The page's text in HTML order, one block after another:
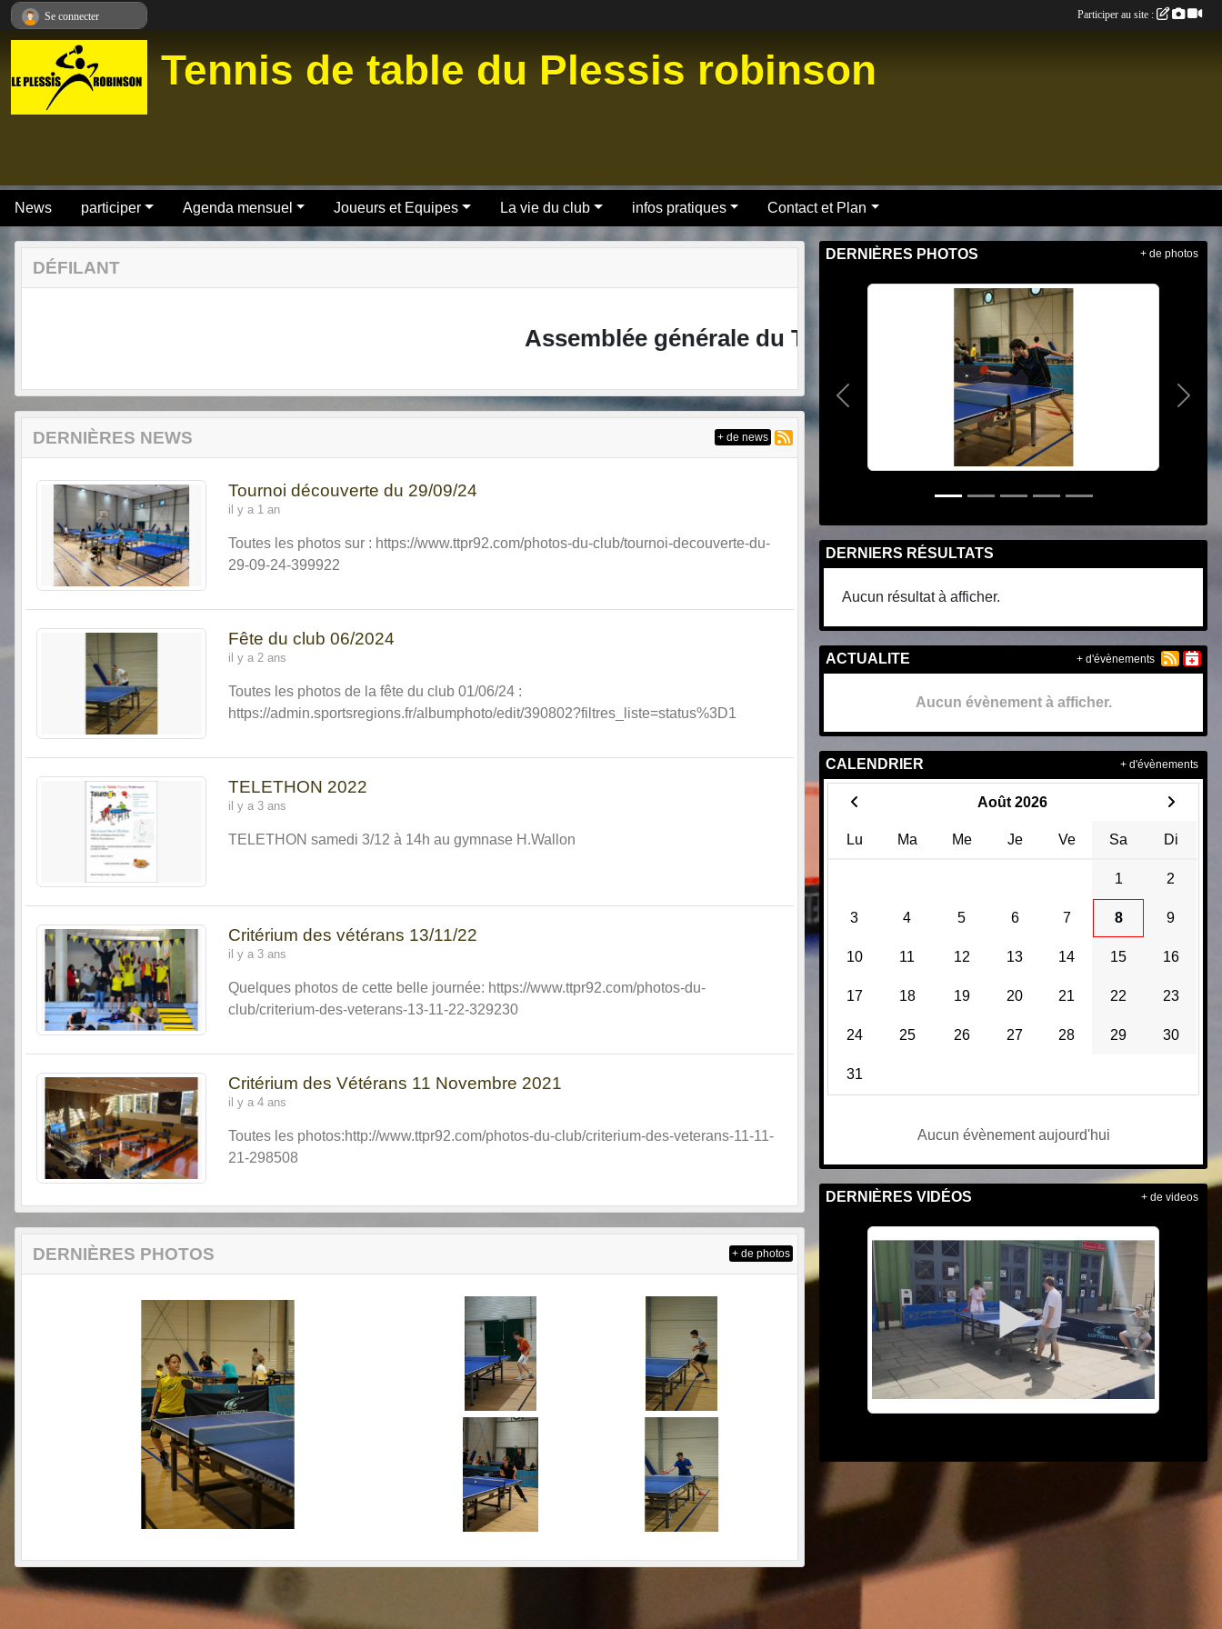
Tennis de table du Plessis robinson
News participer Agenda mensuel Joueurs et Equipes La vie du club infos pratiques Contact et Plan
DÉFILANT
Assemblée générale du TTPR le 13 juin à 19h45 au gymnase
DERNIÈRES NEWS
Tournoi découverte du 29/09/24
il y a 1 an
Toutes les photos sur : https://www.ttpr92.com/photos-du-club/tournoi-decouverte-du-
29-09-24-399922
Fête du club 06/2024
il y a 2 ans
Toutes les photos de la fête du club 01/06/24 :
https://admin.sportsregions.fr/albumphoto/edit/390802?filtres_liste=status%3D1
TELETHON 2022
il y a 3 ans
TELETHON samedi 3/12 à 14h au gymnase H.Wallon
Critérium des vétérans 13/11/22
il y a 3 ans
Quelques photos de cette belle journée: https://www.ttpr92.com/photos-du-
club/criterium-des-veterans-13-11-22-329230
Critérium des Vétérans 11 Novembre 2021
il y a 4 ans
Toutes les photos:http://www.ttpr92.com/photos-du-club/criterium-des-veterans-11-11-
21-298508
+ de news
DERNIÈRES PHOTOS + de photos
DERNIÈRES PHOTOS
Précedent
+ de photos
DERNIERS RÉSULTATS
Aucun résultat à afficher.
ACTUALITE
Aucun évènement à afficher.
+ d'évènements
CALENDRIER
Août 2026
Lu Ma Me Je Ve Sa Di
1 2
3 4 5 6 7 8 9
10 11 12 13 14 15 16
17 18 19 20 21 22 23
24 25 26 27 28 29 30
31
Aucun évènement aujourd'hui
+ d'évènements
DERNIÈRES VIDÉOS + de videos
Se connecter Participer au site :
Panneau de gestion des cookies